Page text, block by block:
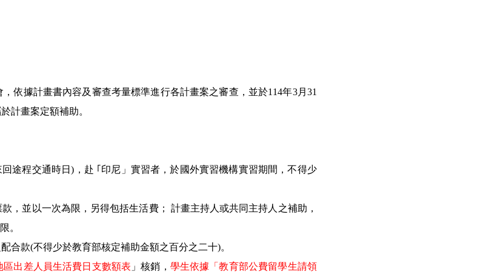
依據計畫書內容及審查考量標準進行各計畫案之審查，並於114年3月31
計畫案定額補助。
途程交通時日)，赴 ｢印尼」實習者，於國外實習機構實習期間，不得少
，並以一次為限，另得包括生活費； 計畫主持人或共同主持人之補助，
。
合款(不得少於教育部核定補助金額之百分之二十)。
出差人員生活費日支數額表 」核銷， 學生依據「教育部公費留學生請領